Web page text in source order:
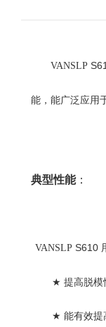
VANSLP S
能，能广泛应用
典型性能：
VANSLP S610
★ 提高脱模
★ 能有效提